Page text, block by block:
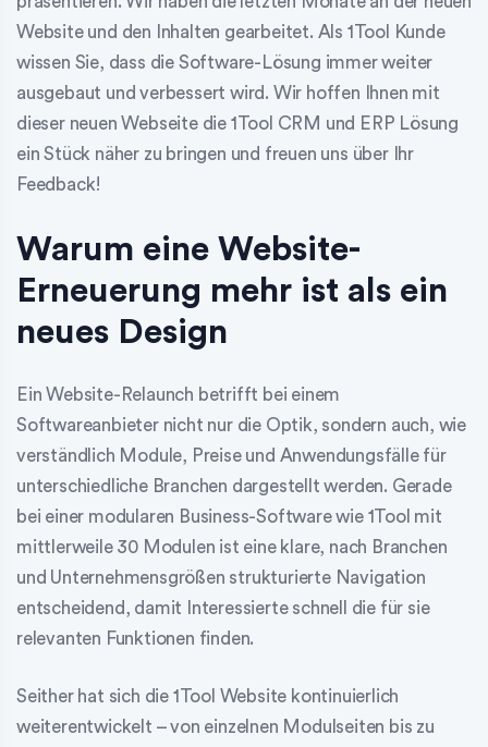
Website und den Inhalten gearbeitet. Als 1Tool Kunde
wissen Sie, dass die Software-Lösung immer weiter
ausgebaut und verbessert wird. Wir hoffen Ihnen mit
dieser neuen Webseite die 1Tool CRM und ERP Lösung
ein Stück näher zu bringen und freuen uns über Ihr
Feedback!
Warum eine Website-
Erneuerung mehr ist als ein
neues Design
Ein Website-Relaunch betrifft bei einem
Softwareanbieter nicht nur die Optik, sondern auch, wie
verständlich Module, Preise und Anwendungsfälle für
unterschiedliche Branchen dargestellt werden. Gerade
bei einer modularen Business-Software wie 1Tool mit
mittlerweile 30 Modulen ist eine klare, nach Branchen
und Unternehmensgrößen strukturierte Navigation
entscheidend, damit Interessierte schnell die für sie
relevanten Funktionen finden.
Seither hat sich die 1Tool Website kontinuierlich
weiterentwickelt – von einzelnen Modulseiten bis zu